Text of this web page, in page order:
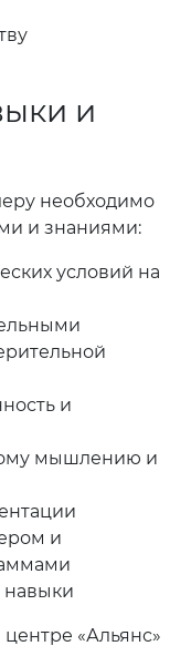
и
необходимо
и знаниями:
условий на
и
мышлению и
и
«Альянс»